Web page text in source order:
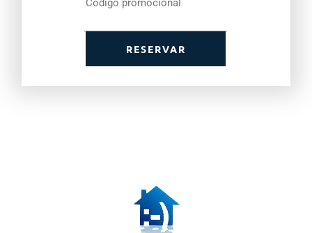
RESERVAR